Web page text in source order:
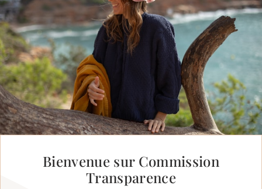
Bienvenue sur Commission
Transparence